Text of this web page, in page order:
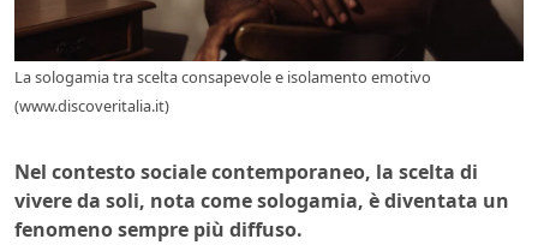
La sologamia tra scelta consapevole e isolamento emotivo
(www.discoveritalia.it)
Nel contesto sociale contemporaneo, la scelta di
vivere da soli, nota come sologamia, è diventata un
fenomeno sempre più diffuso.